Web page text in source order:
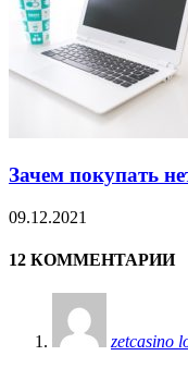
Зачем покупать
09.12.2021
12 КОММЕНТАРИИ
zetcasino